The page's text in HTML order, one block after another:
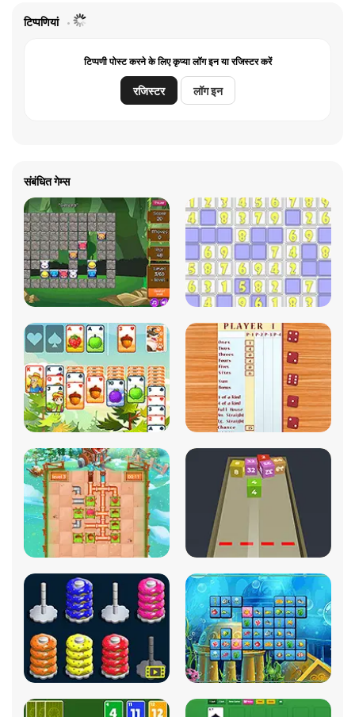
टिप्पणियां
टिप्पणी पोस्ट करने के लिए कृप्या लॉग इन या रजिस्टर करें
रजिस्टर लॉग इन
संबंधित गेम्स